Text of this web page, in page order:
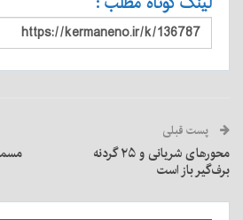
پست قبلی
محورهای شریانی و ۲۵ گردنه
برف‌گیر باز است